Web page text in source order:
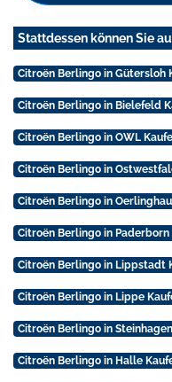
Stattdessen können Sie
Citroën Berlingo in Gütersloh
Citroën Berlingo in Bielefeld
Citroën Berlingo in OWL
Citroën Berlingo in
Citroën Berlingo in
Citroën Berlingo in
Citroën Berlingo in Lippstadt
Citroën Berlingo in Lippe
Citroën Berlingo in
Citroën Berlingo in Halle